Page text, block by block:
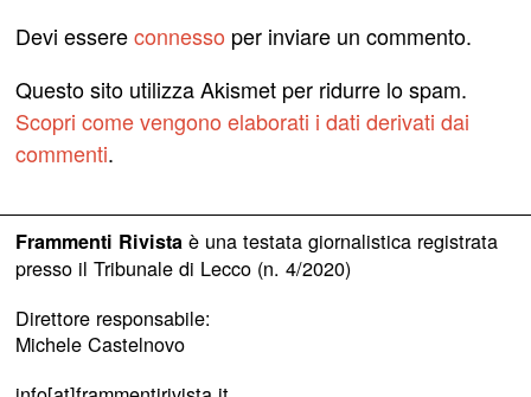
Devi essereconnesso per inviare un commento.
Questo sito utilizza Akismet per ridurre lo spam.
Scopri come vengono elaborati i dati derivati dai
commenti.
Frammenti Rivistaè una testata giornalistica registrata
presso il Tribunale di Lecco (n. 4/2020)
Direttore responsabile:
Michele Castelnovo